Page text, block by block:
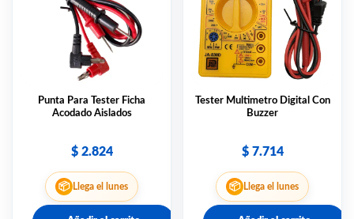
Punta Para Tester Ficha
Acodado Aislados
$2.824
📦 Llega el lunes
Tester Multimetro Digital Con
Buzzer
$7.714
📦 Llega el lunes